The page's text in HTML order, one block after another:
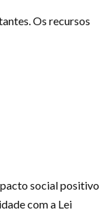
Os recursos
social positivo
com a Lei